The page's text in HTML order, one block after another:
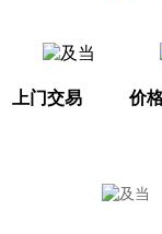
上门交易 价